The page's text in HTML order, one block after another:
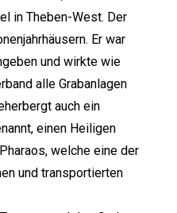
in Theben-West. Der
Er war
und wirkte wie
alle Grabanlagen
auch ein
einen Heiligen
welche eine der
und transportierten